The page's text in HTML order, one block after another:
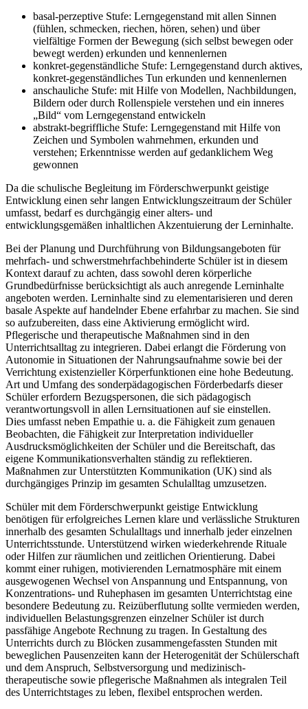
basal-perzeptive Stufe: Lerngegenstand mit allen Sinnen
(fühlen, schmecken, riechen, hören, sehen) und über
vielfältige Formen der Bewegung (sich selbst bewegen oder
bewegt werden) erkunden und kennenlernen
konkret-gegenständliche Stufe: Lerngegenstand durch aktives,
konkret-gegenständliches Tun erkunden und kennenlernen
anschauliche Stufe: mit Hilfe von Modellen, Nachbildungen,
Bildern oder durch Rollenspiele verstehen und ein inneres
„Bild“ vom Lerngegenstand entwickeln
abstrakt-begriffliche Stufe: Lerngegenstand mit Hilfe von
Zeichen und Symbolen wahrnehmen, erkunden und
verstehen; Erkenntnisse werden auf gedanklichem Weg
gewonnen
Da die schulische Begleitung im Förderschwerpunkt geistige
Entwicklung einen sehr langen Entwicklungszeitraum der Schüler
umfasst, bedarf es durchgängig einer alters- und
entwicklungsgemäßen inhaltlichen Akzentuierung der Lerninhalte.
Bei der Planung und Durchführung von Bildungsangeboten für
mehrfach- und schwerstmehrfachbehinderte Schüler ist in diesem
Kontext darauf zu achten, dass sowohl deren körperliche
Grundbedürfnisse berücksichtigt als auch anregende Lerninhalte
angeboten werden. Lerninhalte sind zu elementarisieren und deren
basale Aspekte auf handelnder Ebene erfahrbar zu machen. Sie sind
so aufzubereiten, dass eine Aktivierung ermöglicht wird.
Pflegerische und therapeutische Maßnahmen sind in den
Unterrichtsalltag zu integrieren. Dabei erlangt die Förderung von
Autonomie in Situationen der Nahrungsaufnahme sowie bei der
Verrichtung existenzieller Körperfunktionen eine hohe Bedeutung.
Art und Umfang des sonderpädagogischen Förderbedarfs dieser
Schüler erfordern Bezugspersonen, die sich pädagogisch
verantwortungsvoll in allen Lernsituationen auf sie einstellen.
Dies umfasst neben Empathie u. a. die Fähigkeit zum genauen
Beobachten, die Fähigkeit zur Interpretation individueller
Ausdrucksmöglichkeiten der Schüler und die Bereitschaft, das
eigene Kommunikationsverhalten ständig zu reflektieren.
Maßnahmen zur Unterstützten Kommunikation (UK) sind als
durchgängiges Prinzip im gesamten Schulalltag umzusetzen.
Schüler mit dem Förderschwerpunkt geistige Entwicklung
benötigen für erfolgreiches Lernen klare und verlässliche Strukturen
innerhalb des gesamten Schulalltags und innerhalb jeder einzelnen
Unterrichtsstunde. Unterstützend wirken wiederkehrende Rituale
oder Hilfen zur räumlichen und zeitlichen Orientierung. Dabei
kommt einer ruhigen, motivierenden Lernatmosphäre mit einem
ausgewogenen Wechsel von Anspannung und Entspannung, von
Konzentrations- und Ruhephasen im gesamten Unterrichtstag eine
besondere Bedeutung zu. Reizüberflutung sollte vermieden werden,
individuellen Belastungsgrenzen einzelner Schüler ist durch
passfähige Angebote Rechnung zu tragen. In Gestaltung des
Unterrichts durch zu Blöcken zusammengefassten Stunden mit
beweglichen Pausenzeiten kann der Heterogenität der Schülerschaft
und dem Anspruch, Selbstversorgung und medizinisch-
therapeutische sowie pflegerische Maßnahmen als integralen Teil
des Unterrichtstages zu leben, flexibel entsprochen werden.